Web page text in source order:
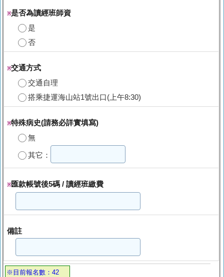
※是否為讀經班師資
是
否
※交通方式
交通自理
搭乘捷運海山站1號出口(上午8:30)
※特殊病史(請務必詳實填寫)
無
其它：
※匯款帳號後5碼 / 讀經班繳費
備註
※目前報名數：42